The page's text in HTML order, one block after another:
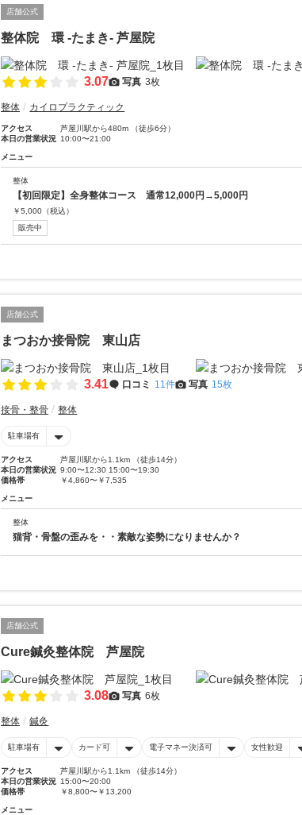
店舗公式
整体院 環 -たまき- 芦屋院
3.07 写真 3枚
整体 カイロプラクティック
アクセス
芦屋川駅から480m （徒歩6分）
本日の営業状況 10:00〜21:00
メニュー
整体
【初回限定】全身整体コース 通常12,000円→5,000円
￥5,000 （税込）
販売中
店舗公式
まつおか接骨院 東山店
3.41 口コミ 11件 写真 15枚
接骨・整骨 整体
駐車場有
アクセス
芦屋川駅から1.1km （徒歩14分）
本日の営業状況 9:00〜12:30 15:00〜19:30
価格帯
￥4,860〜￥7,535
メニュー
整体
猫背・骨盤の歪みを・・素敵な姿勢になりませんか？
店舗公式
Cure鍼灸整体院 芦屋院
3.08 写真 6枚
整体 鍼灸
駐車場有 カード可 電子マネー決済可 女性歓迎
アクセス
芦屋川駅から1.1km （徒歩14分）
本日の営業状況 15:00〜20:00
価格帯
￥8,800〜￥13,200
メニュー